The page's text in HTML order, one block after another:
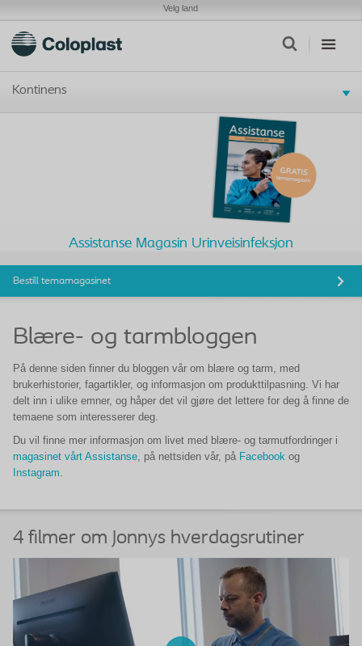
Velg land
Kontinens
Assistanse Magasin Urinveisinfeksjon
Bestill temamagasinet
Blære- og tarmbloggen
På denne siden finner du bloggen vår om blære og tarm, med
brukerhistorier, fagartikler, og informasjon om produkttilpasning. Vi har
delt inn i ulike emner, og håper det vil gjøre det lettere for deg å finne de
temaene som interesserer deg.
Du vil finne mer informasjon om livet med blære- og tarmutfordringer i
magasinet vårt Assistanse, på nettsiden vår, på Facebook og
Instagram.
4 filmer om Jonnys hverdagsrutiner